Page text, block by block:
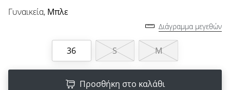
μάρκας
Εμφάνιση
Γυναικεία, Μπλε
Διάγραμμα μεγεθών
36 S M
Προσθήκη στο καλάθι